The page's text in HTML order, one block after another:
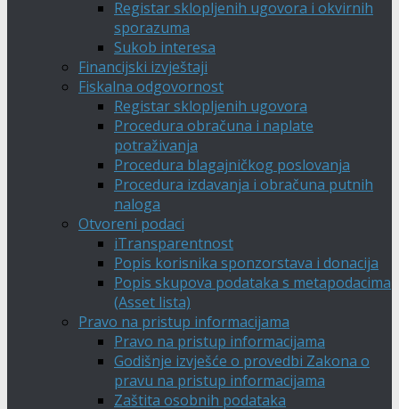
Registar sklopljenih ugovora i okvirnih
sporazuma
Sukob interesa
Financijski izvještaji
Fiskalna odgovornost
Registar sklopljenih ugovora
Procedura obračuna i naplate
potraživanja
Procedura blagajničkog poslovanja
Procedura izdavanja i obračuna putnih
naloga
Otvoreni podaci
iTransparentnost
Popis korisnika sponzorstava i donacija
Popis skupova podataka s metapodacima
(Asset lista)
Pravo na pristup informacijama
Pravo na pristup informacijama
Godišnje izvješće o provedbi Zakona o
pravu na pristup informacijama
Zaštita osobnih podataka